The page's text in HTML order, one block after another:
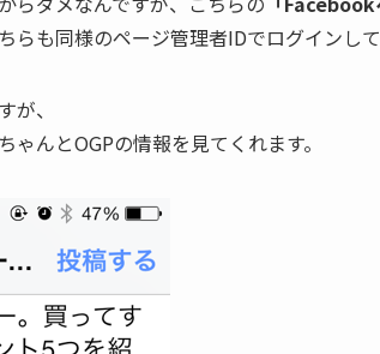
らも同様のページ管理者IDでログインして
が、
ゃんとOGPの情報を見てくれます。